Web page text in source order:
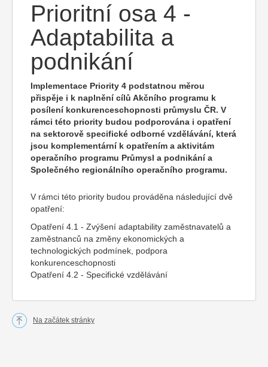
Prioritní osa 4 -
Adaptabilita a
podnikání
Implementace Priority 4 podstatnou měrou
přispěje i k naplnění cílů Akčního programu k
posílení konkurenceschopnosti průmyslu ČR. V
rámci této priority budou podporována i opatření
na sektorově specifické odborné vzdělávání, která
jsou komplementární k opatřením a aktivitám
operačního programu Průmysl a podnikání a
Společného regionálního operačního programu.
V rámci této priority budou prováděna následující dvě
opatření:
Opatření 4.1 - Zvýšení adaptability zaměstnavatelů a
zaměstnanců na změny ekonomických a
technologických podmínek, podpora
konkurenceschopnosti
Opatření 4.2 - Specifické vzdělávání
Na začátek stránky